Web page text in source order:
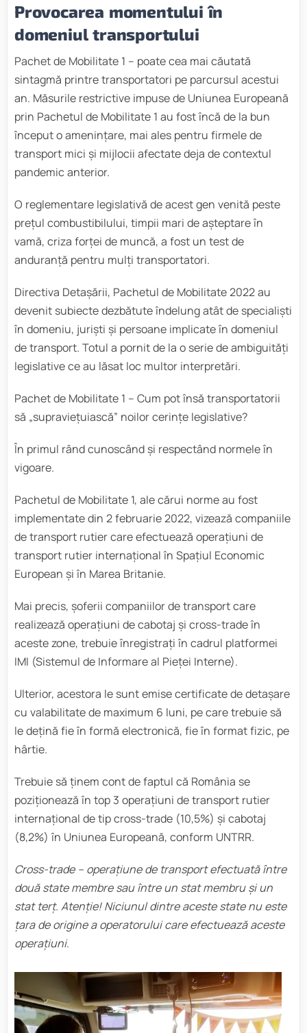
Provocarea momentului în
domeniul transportului
Pachet de Mobilitate 1 – poate cea mai căutată
sintagmă printre transportatori pe parcursul acestui
an. Măsurile restrictive impuse de Uniunea Europeană
prin Pachetul de Mobilitate 1 au fost încă de la bun
început o amenințare, mai ales pentru firmele de
transport mici și mijlocii afectate deja de contextul
pandemic anterior.
O reglementare legislativă de acest gen venită peste
prețul combustibilului, timpii mari de așteptare în
vamă, criza forței de muncă, a fost un test de
anduranță pentru mulți transportatori.
Directiva Detașării, Pachetul de Mobilitate 2022 au
devenit subiecte dezbătute îndelung atât de specialiști
în domeniu, juriști și persoane implicate în domeniul
de transport. Totul a pornit de la o serie de ambiguități
legislative ce au lăsat loc multor interpretări.
Pachet de Mobilitate 1 – Cum pot însă transportatorii
să „supraviețuiască” noilor cerințe legislative?
În primul rând cunoscând și respectând normele în
vigoare.
Pachetul de Mobilitate 1, ale cărui norme au fost
implementate din 2 februarie 2022, vizează companiile
de transport rutier care efectuează operațiuni de
transport rutier internațional în Spațiul Economic
European și în Marea Britanie.
Mai precis, șoferii companiilor de transport care
realizează operațiuni de cabotaj și cross-trade în
aceste zone, trebuie înregistrați în cadrul platformei
IMI (Sistemul de Informare al Pieței Interne).
Ulterior, acestora le sunt emise certificate de detașare
cu valabilitate de maximum 6 luni, pe care trebuie să
le dețină fie în formă electronică, fie în format fizic, pe
hârtie.
Trebuie să ținem cont de faptul că România se
poziționează în top 3 operațiuni de transport rutier
internațional de tip cross-trade (10,5%) și cabotaj
(8,2%) în Uniunea Europeană, conform UNTRR.
Cross-trade – operațiune de transport efectuată între
două state membre sau între un stat membru și un
stat terț. Atenție! Niciunul dintre aceste state nu este
țara de origine a operatorului care efectuează aceste
operațiuni.